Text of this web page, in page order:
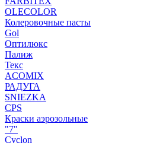
OLECOLOR
Колеровочные пасты
Gol
Оптилюкс
Палиж
Текс
ACOMIX
РАДУГА
SNIEZKA
CPS
Краски аэрозольные
"7"
Cyclon